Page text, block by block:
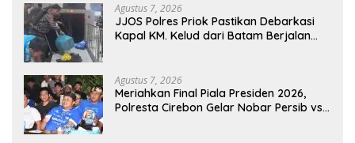
Agustus 7, 2026
JJOS Polres Priok Pastikan Debarkasi
Kapal KM. Kelud dari Batam Berjalan
Agustus 7, 2026
Meriahkan Final Piala Presiden 2026,
Polresta Cirebon Gelar Nobar Persib vs